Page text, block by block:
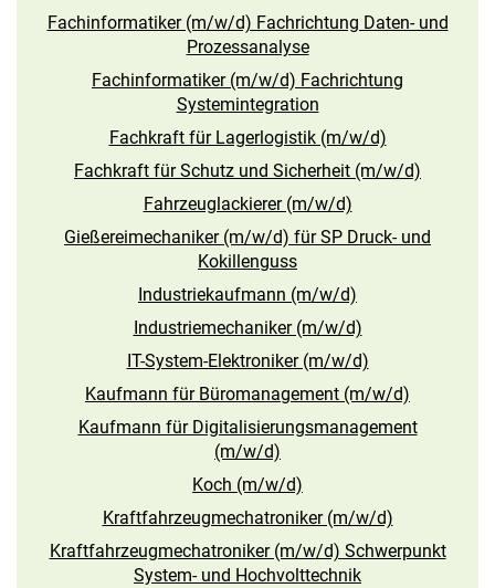
Fachinformatiker (m/w/d) Fachrichtung Daten- und
Prozessanalyse
Fachinformatiker (m/w/d) Fachrichtung
Systemintegration
Fachkraft für Lagerlogistik (m/w/d)
Fachkraft für Schutz und Sicherheit (m/w/d)
Fahrzeuglackierer (m/w/d)
Gießereimechaniker (m/w/d) für SP Druck- und
Kokillenguss
Industriekaufmann (m/w/d)
Industriemechaniker (m/w/d)
IT-System-Elektroniker (m/w/d)
Kaufmann für Büromanagement (m/w/d)
Kaufmann für Digitalisierungsmanagement
(m/w/d)
Koch (m/w/d)
Kraftfahrzeugmechatroniker (m/w/d)
Kraftfahrzeugmechatroniker (m/w/d) Schwerpunkt
System- und Hochvolttechnik